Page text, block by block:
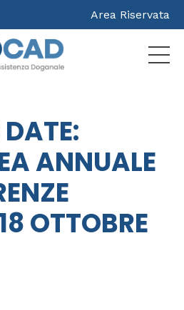
Area Riservata
ANNUALE
OTTOBRE